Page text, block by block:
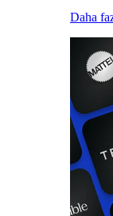
Daha